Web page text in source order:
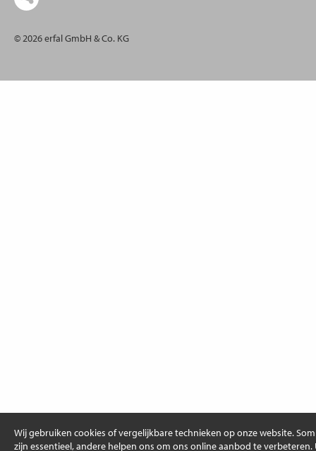
Wij gebruiken cookies of vergelijkbare technieken op onze website.
zijn essentieel, andere helpen ons om ons online aanbod te verbeteren.
© 2026 erfal GmbH & Co. KG